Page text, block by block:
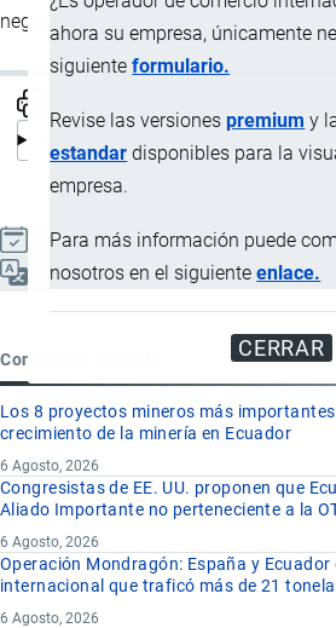
ahora su empresa, únicamente
siguienteformulario.
Revise las versionespremium y
estandar disponibles para la
empresa.
Para más información puede
nosotros en el siguienteenlace.
CERRAR
negociación comercial.
Actualizado el 9 Septiembre, 2024
Español
Contenido reciente
Los 8 proyectos mineros más importantes
crecimiento de la minería en Ecuador
6 Agosto, 2026
Congresistas de EE. UU. proponen que
Aliado Importante no perteneciente a la
6 Agosto, 2026
Operación Mondragón: España y
internacional que traficó más de 21
6 Agosto, 2026